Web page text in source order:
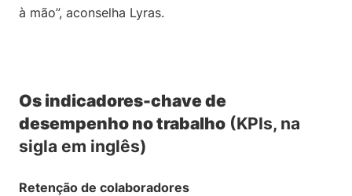
à mão”, aconselha Lyras.
Os indicadores-chave de
desempenho no trabalho (KPIs, na
sigla em inglês)
Retenção de colaboradores